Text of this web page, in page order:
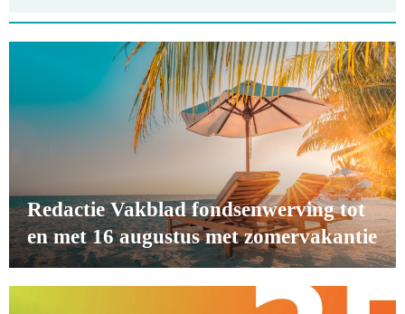
Redactie Vakblad fondsenwerving tot
en met 16 augustus met zomervakantie